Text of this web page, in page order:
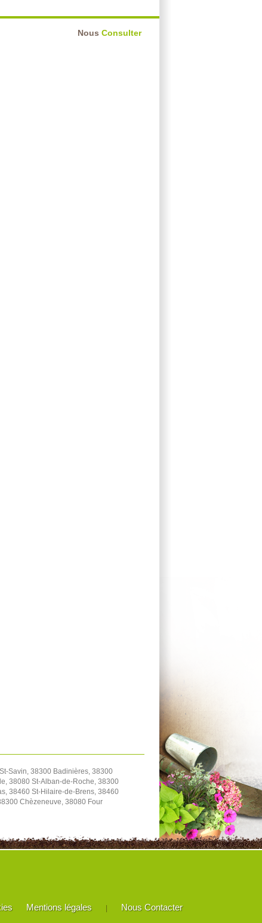
Nous Consulter
Savin, 38300 Badinières, 38300
38080 St-Alban-de-Roche, 38300
38460 St-Hilaire-de-Brens, 38460
Chèzeneuve, 38080 Four
Mentions légales Nous Contacter